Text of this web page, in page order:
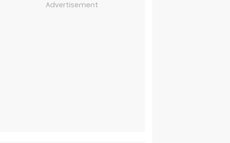
Advertisement